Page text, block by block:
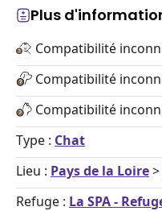
Plus
Compatibilité
Compatibilité
Compatibilité
Type : Chat
Lieu : Pays de la Loire>
Refuge : La SPA -